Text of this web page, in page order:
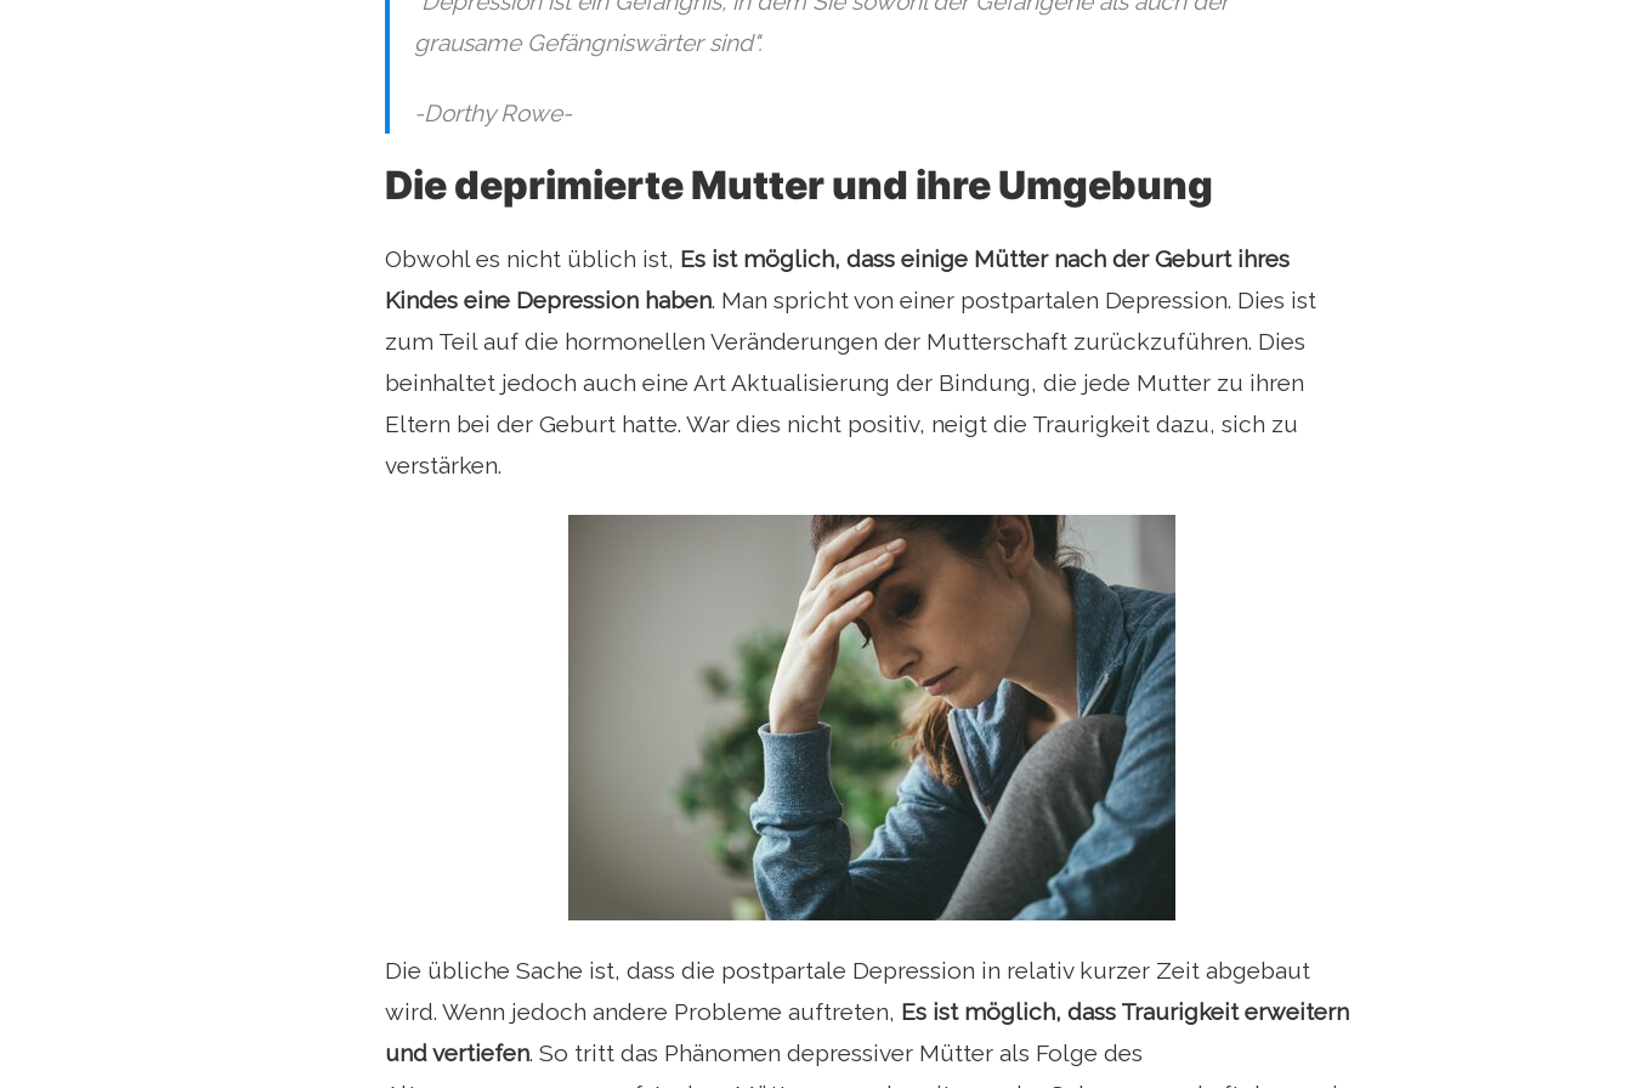
grausame Gefängniswärter sind".
-Dorthy Rowe-
Die deprimierte Mutter und ihre Umgebung
Obwohl es nicht üblich ist, Es ist möglich, dass einige Mütter nach der Geburt ihres
Kindes eine Depression haben. Man spricht von einer postpartalen Depression. Dies ist
zum Teil auf die hormonellen Veränderungen der Mutterschaft zurückzuführen. Dies
beinhaltet jedoch auch eine Art Aktualisierung der Bindung, die jede Mutter zu ihren
Eltern bei der Geburt hatte. War dies nicht positiv, neigt die Traurigkeit dazu, sich zu
verstärken.
Die übliche Sache ist, dass die postpartale Depression in relativ kurzer Zeit abgebaut
wird. Wenn jedoch andere Probleme auftreten, Es ist möglich, dass Traurigkeiterweitern
und vertiefen. So tritt das Phänomen depressiver Mütter als Folge des